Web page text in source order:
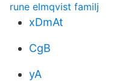
rune elmqvist familj
xDmAt
CgB
yA